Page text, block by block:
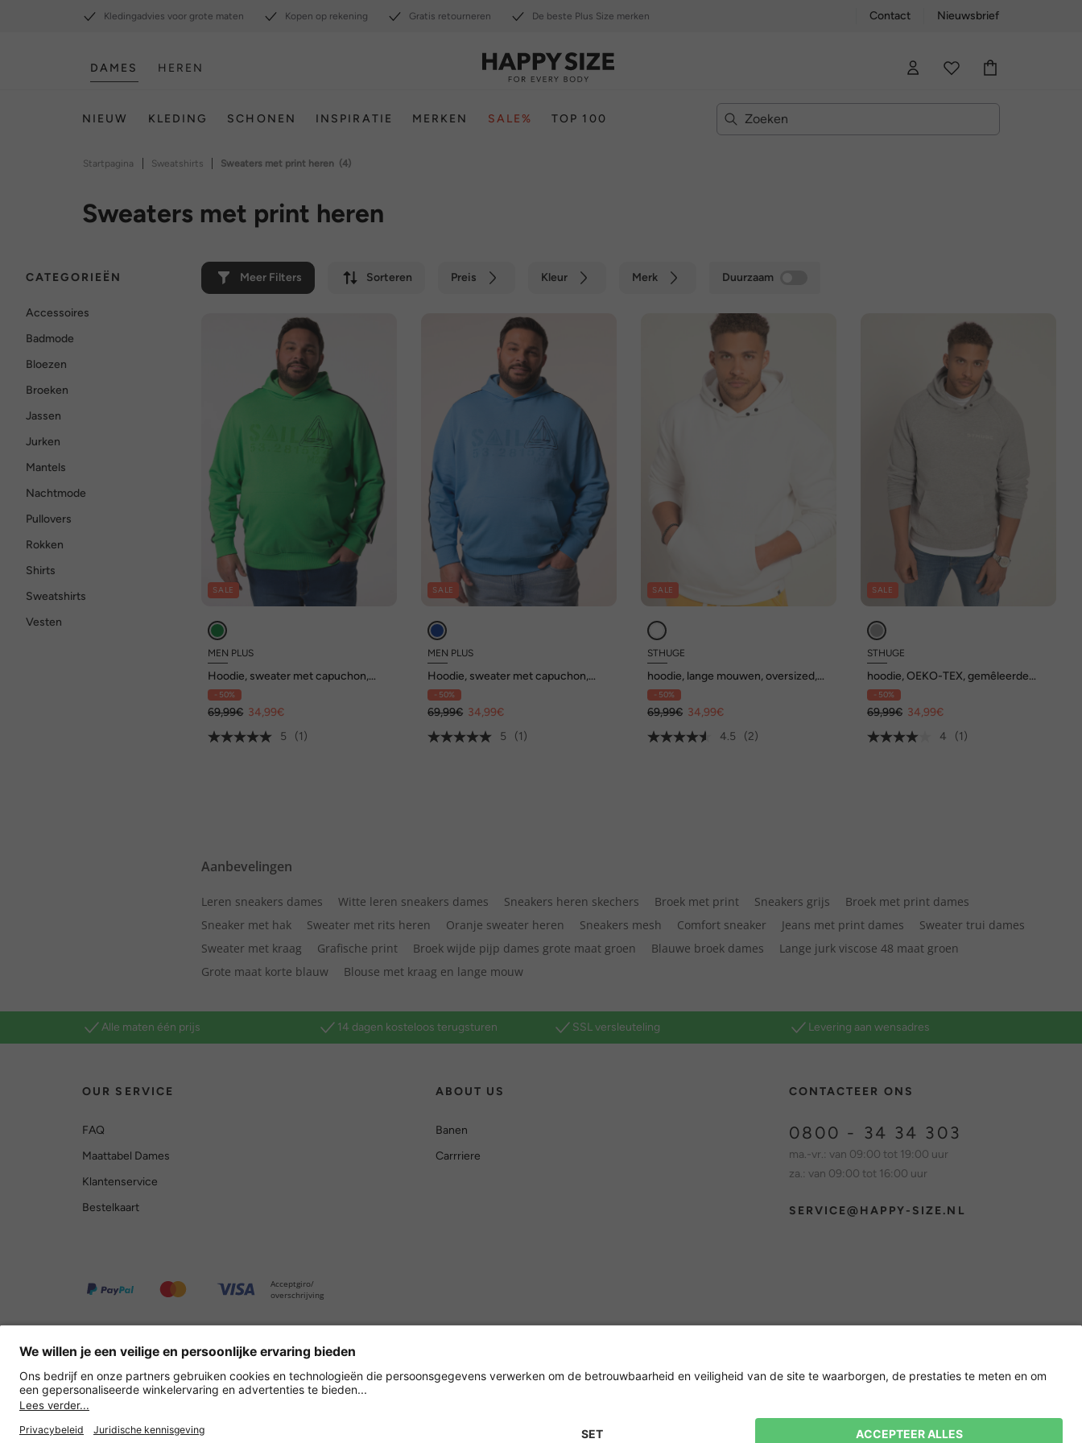
Kledingadvies voor grote maten Kopen op rekening Gratis retourneren De beste Plus Size merken Contact Nieuwsbrief
DAMES HEREN
NIEUW KLEDING SCHONEN INSPIRATIE MERKEN SALE% TOP 100
Startpagina | Sweatshirts | Sweaters met print heren (4)
Sweaters met print heren
CATEGORIEËN Meer Filters Sorteren Preis Kleur Merk Duurzaam
Accessoires
Badmode
Bloezen
Broeken
Jassen
Jurken
Mantels
Nachtmode
Pullovers
Rokken
Shirts
Sweatshirts
Vesten
SALE
MEN PLUS
Hoodie, sweater met capuchon,
grote print, tot 8 XL
- 50%
69,99€ 34,99€
5
(1)
SALE
MEN PLUS
Hoodie, sweater met capuchon,
grote print, tot 8 XL
- 50%
69,99€ 34,99€
5
(1)
SALE
STHUGE
hoodie, lange mouwen, oversized,
capuchon, print op achterkant, tot 8
XL- 50%
69,99€ 34,99€
4.5
(2)
SALE
STHUGE
hoodie, OEKO-TEX, gemêleerde
sweatstof, borstprint, tot 8 XL
- 50%
69,99€ 34,99€
4
(1)
Aanbevelingen
Leren sneakers dames Witte leren sneakers dames Sneakers heren skechers Broek met print Sneakers grijs
Broek met print dames
Sneaker met hak
Sweater met rits heren Oranje sweater heren Sneakers mesh Comfort sneaker Jeans met print dames
Sweater trui dames
Sweater met kraag
Grafische print Broek wijde pijp dames grote maat groen Blauwe broek dames
Lange jurk viscose 48 maat groen
Grote maat korte blauw
Blouse met kraag en lange mouw
Alle maten één prijs 14 dagen kosteloos terugsturen SSL versleuteling Levering aan wensadres
OUR SERVICE
FAQ
Maattabel Dames
Klantenservice
Bestelkaart
ABOUT US
Banen
Carrriere
CONTACTEER ONS
0800 - 34 34 303
ma.-vr.: van 09:00 tot 19:00 uur
za.: van 09:00 tot 16:00 uur
SERVICE@HAPPY-SIZE.NL
Acceptgiro/
overschrijving
Nederland
Nieuwsbrief
bestelling! 👈
Aanmelden